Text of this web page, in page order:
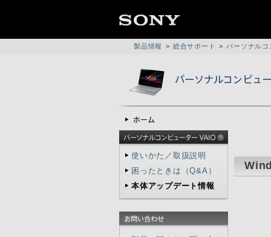
製品情報 > 総合サポート > パーソナル
使いかた／取扱説明
困ったときは（Q&A）
本体アップデート情報